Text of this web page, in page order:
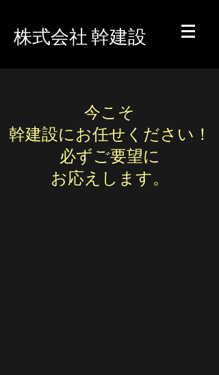
株式会社 幹建設
今こそ
幹建設にお任せください！
​必ずご要望に
お応えします。